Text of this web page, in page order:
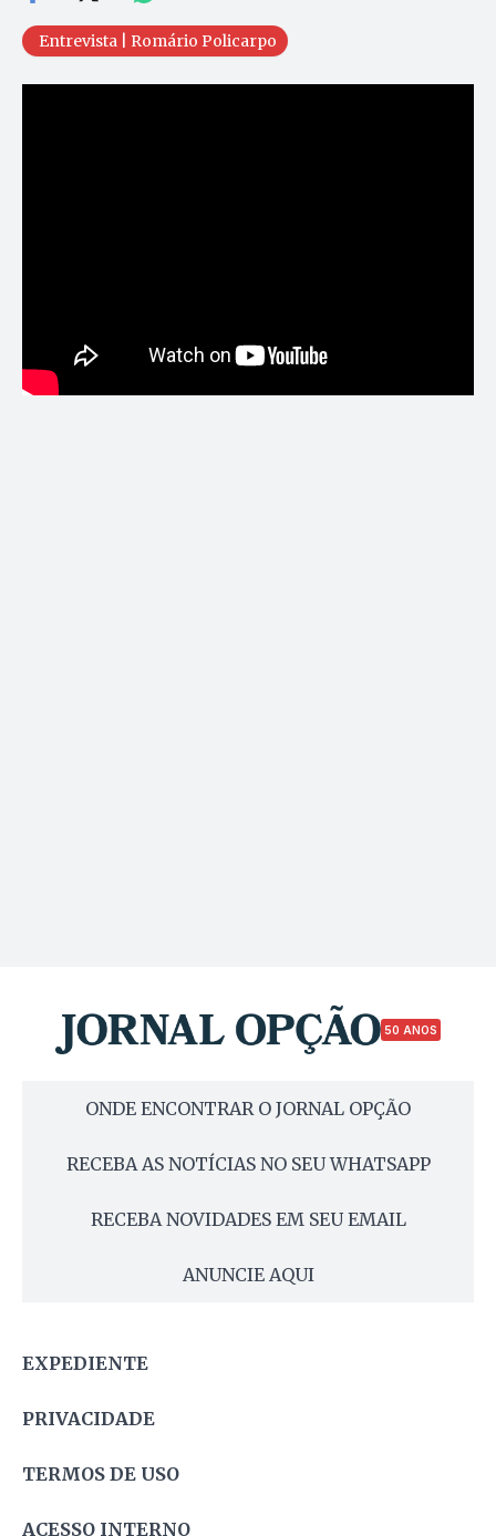
Entrevista | Romário Policarpo
50 ANOS
ONDE ENCONTRAR O JORNAL OPÇÃO
RECEBA AS NOTÍCIAS NO SEU WHATSAPP
RECEBA NOVIDADES EM SEU EMAIL
ANUNCIE AQUI
EXPEDIENTE
PRIVACIDADE
TERMOS DE USO
ACESSO INTERNO